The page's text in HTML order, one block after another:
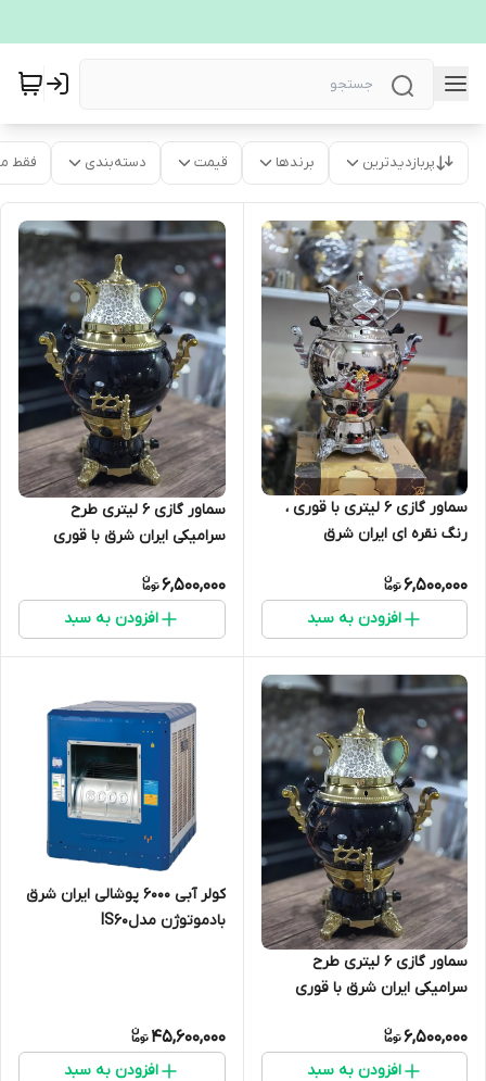
پربازدیدترین برندها قیمت دسته‌بندی فقط
سماور گازی ۶ لیتری با قوری ،
رنگ نقره ای ایران شرق
6,500,000
افزودن به سبد
سماور گازی 6 لیتری طرح
سرامیکی ایران شرق با قوری
6,500,000
افزودن به سبد
سماور گازی 6 لیتری طرح
سرامیکی ایران شرق با قوری
6,500,000
افزودن به سبد
کولر آبی 6000 پوشالی ایران شرق
بادموتوژن مدلIS60
45,600,000
افزودن به سبد